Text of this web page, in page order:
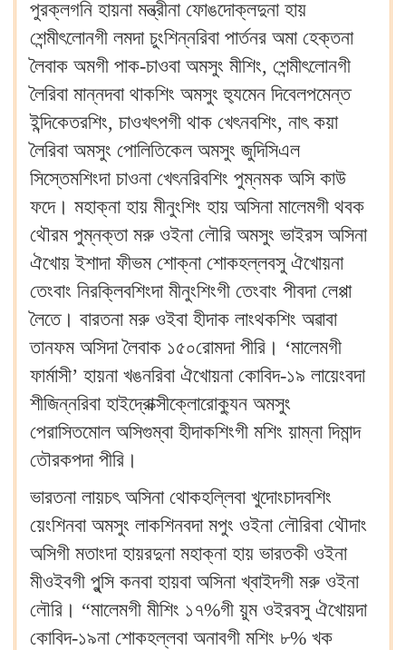
পুরক্লগনি হায়না মন্ত্রীনা ফোঙদোক্লদুনা হায়
শেন্মীৎলোনগী লমদা চুংশিন্নরিবা পার্তনর অমা হেক্তনা
লৈবাক অমগী পাক-চাওবা অমসুং মীশিং, শেন্মীৎলোনগী
লৈরিবা মান্নদবা থাকশিং অমসুং হ্যুমেন দিবেলপমেন্ত
ইন্দিকেতরশিং, চাওখৎপগী থাক খেৎনবশিং, নাৎ কয়া
লৈরিবা অমসুং পোলিতিকেল অমসুং জুদিসিএল
সিস্তেমশিংদা চাওনা খেৎনরিবশিং পুম্নমক অসি কাউ
ফদে। মহাক্না হায় মীনুংশিং হায় অসিনা মালেমগী থবক
থৌরম পুম্নক্তা মরু ওইনা লৌরি অমসুং ভাইরস অসিনা
ঐখোয় ইশাদা ফীভম শোক্না শোকহল্লবসু ঐখোয়না
তেংবাং নিরক্লিবশিংদা মীনুংশিংগী তেংবাং পীবদা লেপ্পা
লৈতে। বারতনা মরু ওইবা হীদাক লাংথকশিং অৱাবা
তানফম অসিদা লৈবাক ১৫০রোমদা পীরি। ‘মালেমগী
ফার্মাসী’ হায়না খঙনরিবা ঐখোয়না কোবিদ-১৯ লায়েংবদা
শীজিন্নরিবা হাইদ্রোক্সীক্লোরোক্যুন অমসুং
পেরাসিতমোল অসিগুম্বা হীদাকশিংগী মশিং য়াম্না দিমান্দ
তৌরকপদা পীরি।
ভারতনা লায়চৎ অসিনা থোকহল্লিবা খুদোংচাদবশিং
য়েংশিনবা অমসুং লাকশিনবদা মপুং ওইনা লৌরিবা থৌদাং
অসিগী মতাংদা হায়রদুনা মহাক্না হায় ভারতকী ওইনা
মীওইবগী পুন্সি কনবা হায়বা অসিনা খ্বাইদগী মরু ওইনা
লৌরি। “মালেমগী মীশিং ১৭%গী য়ুম ওইরবসু ঐখোয়দা
কোবিদ-১৯না শোকহল্লবা অনাবগী মশিং ৮% খক